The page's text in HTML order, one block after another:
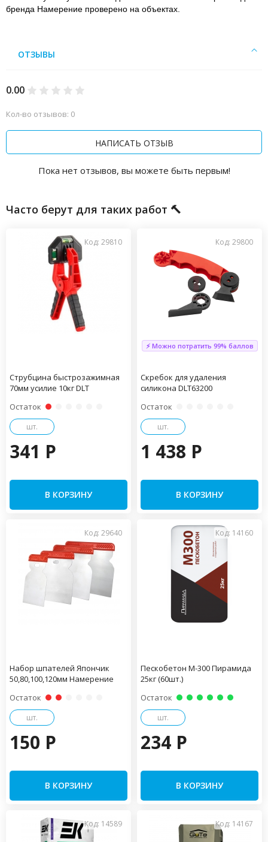
бренда Намерение проверено на объектах.
ОТЗЫВЫ
0.00
Кол-во отзывов: 0
НАПИСАТЬ ОТЗЫВ
Пока нет отзывов, вы можете быть первым!
Часто берут для таких работ 🔨
Код: 29810
Струбцина быстрозажимная
70мм усилие 10кг DLT
Остаток
шт.
341 P
В КОРЗИНУ
Код: 29800
⚡ Можно потратить 99% баллов
Скребок для удаления
силикона DLT63200
Остаток
шт.
1 438 P
В КОРЗИНУ
Код: 29640
Набор шпателей Япончик
50,80,100,120мм Намерение
Остаток
шт.
150 P
В КОРЗИНУ
Код: 14160
Пескобетон М-300 Пирамида
25кг (60шт.)
Остаток
шт.
234 P
В КОРЗИНУ
Код: 14589 Код: 14167